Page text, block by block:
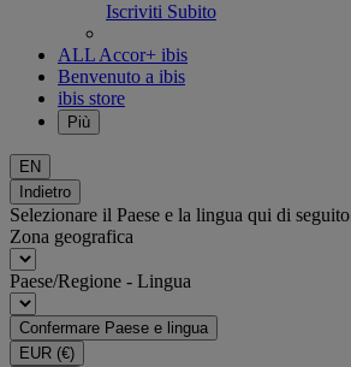
Iscriviti Subito
ALL Accor+ ibis
Benvenuto a ibis
ibis store
Più
EN
Indietro
Selezionare il Paese e la lingua qui di seguito
Zona geografica
Paese/Regione - Lingua
Confermare Paese e lingua
EUR (€)